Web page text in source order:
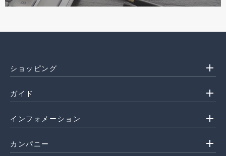
ショッピング add
ガイド add
インフォメーション add
カンパニー add